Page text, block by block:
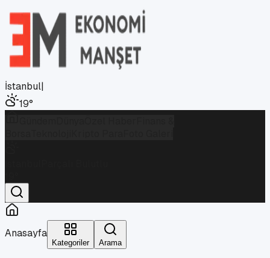
İstanbul|
19°
Anasayfa
Kategoriler Arama